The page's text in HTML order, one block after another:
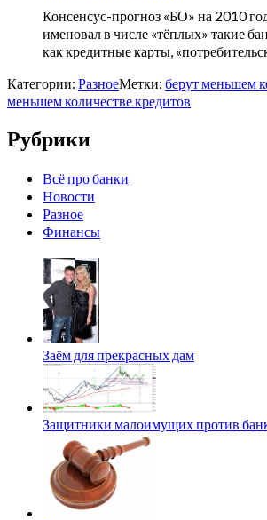
Консенсус-прогноз «БО» на 2010
именовал в числе «тёплых» такие
как кредитные карты,
Категории: РазноеМетки: берут меньшем
меньшем количестве кредитов
Рубрики
Всё про банки
Новости
Разное
Финансы
Заём для прекрасных дам
Защитники малоимущих против